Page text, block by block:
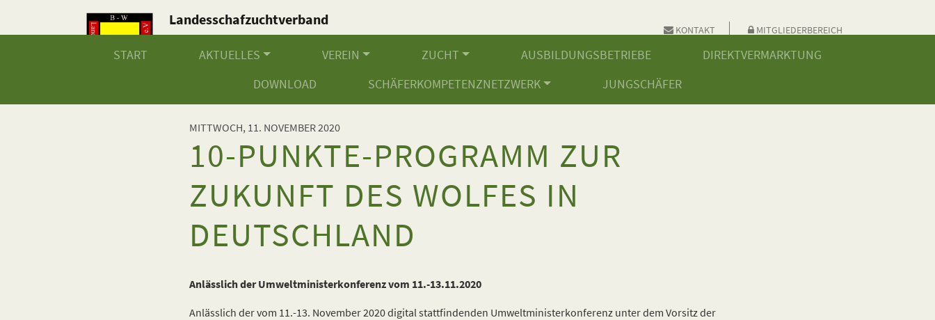
Landesschafzuchtverband
Baden-Württemberg e.V.
KONTAKT MITGLIEDERBEREICH
START AKTUELLES VEREIN ZUCHT AUSBILDUNGSBETRIEBE
DIREKTVERMARKTUNG
DOWNLOAD
SCHÄFERKOMPETENZNETZWERK JUNGSCHÄFER
MITTWOCH, 11. NOVEMBER 2020
10-PUNKTE-PROGRAMM ZUR
ZUKUNFT DES WOLFES IN
DEUTSCHLAND
Anlässlich der Umweltministerkonferenz vom 11.-13.11.2020
Anlässlich der vom 11.-13. November 2020 digital stattfindenden Umweltministerkonferenz unter dem Vorsitz der